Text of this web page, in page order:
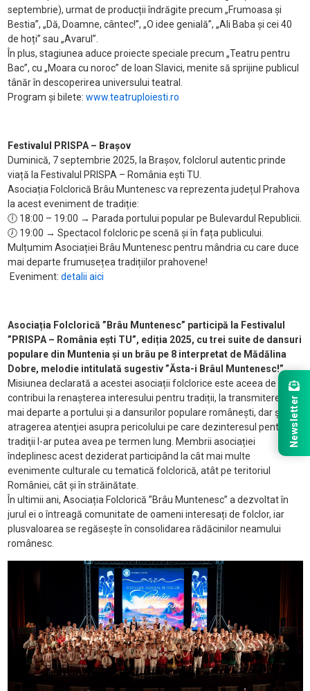
septembrie), urmat de producții îndrăgite precum „Frumoasa și
Bestia”, „Dă, Doamne, cântec!”, „O idee genială”, „Ali Baba și cei 40
de hoți” sau „Avarul”.
În plus, stagiunea aduce proiecte speciale precum „Teatru pentru
Bac”, cu „Moara cu noroc” de Ioan Slavici, menite să sprijine publicul
tânăr în descoperirea universului teatral.
Program și bilete: www.teatruploiesti.ro
Festivalul PRISPA – Brașov
Duminică, 7 septembrie 2025, la Brașov, folclorul autentic prinde
viață la Festivalul PRISPA – România ești TU.
Asociația Folclorică Brâu Muntenesc va reprezenta județul Prahova
la acest eveniment de tradiție:
🕕18:00 – 19:00 → Parada portului popular pe Bulevardul Republicii.
🕖19:00 → Spectacol folcloric pe scenă și în fața publicului.
Mulțumim Asociației Brâu Muntenesc pentru mândria cu care duce
mai departe frumusețea tradițiilor prahovene!
Eveniment: detalii aici
Asociația Folclorică ”Brâu Muntenesc” participă la Festivalul
”PRISPA – România ești TU”, ediția 2025, cu trei suite de dansuri
populare din Muntenia și un brâu pe 8 interpretat de Mădălina
Dobre, melodie intitulată sugestiv ”Ăsta-i Brâul Muntenesc!”.
Misiunea declarată a acestei asociații folclorice este aceea de a
contribui la renaşterea interesului pentru tradiții, la transmiterea
mai departe a portului și a dansurilor populare româneşti, dar şi la
atragerea atenţiei asupra pericolului pe care dezinteresul pentru
tradiţii l-ar putea avea pe termen lung. Membrii asociației
îndeplinesc acest deziderat participând la cât mai multe
evenimente culturale cu tematică folclorică, atât pe teritoriul
României, cât și în străinătate.
În ultimii ani, Asociația Folclorică ”Brâu Muntenesc” a dezvoltat în
jurul ei o întreagă comunitate de oameni interesați de folclor, iar
plusvaloarea se regăsește în consolidarea rădăcinilor neamului
românesc.
Newsletter